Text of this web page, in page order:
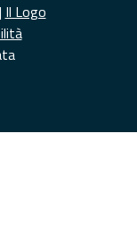
| Il Logo